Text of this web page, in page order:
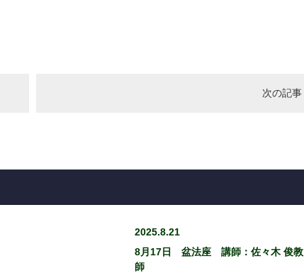
次の記事
2025.8.21
8月17日 盆法座 講師：佐々木 俊教
師